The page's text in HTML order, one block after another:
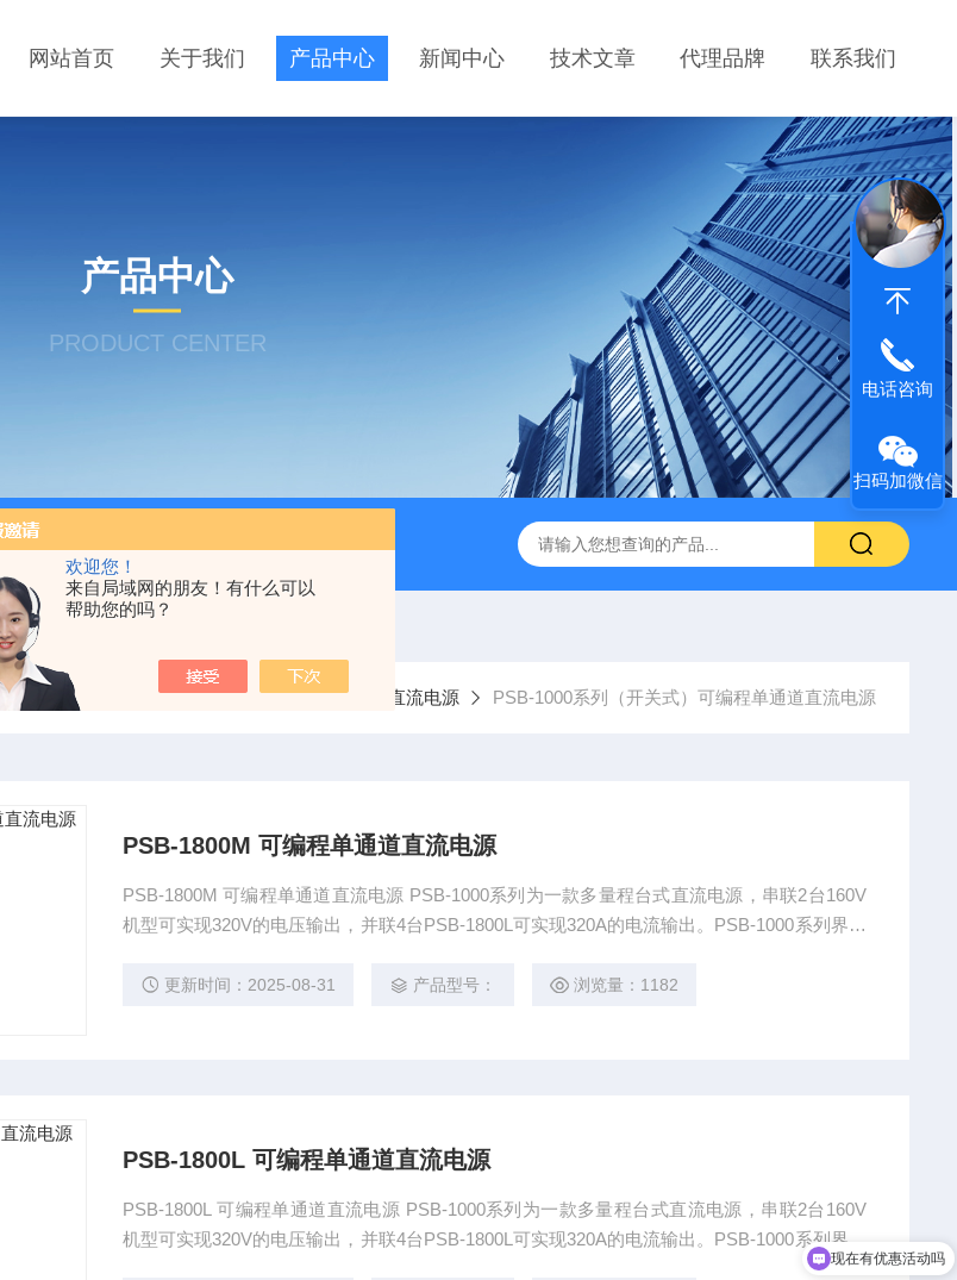
欢迎您！
来自局域网的朋友！有什么可以
帮助您的吗？
网站首页 关于我们 产品中心 新闻中心 技术文章 代理品牌 联系我们
产品中心
PRODUCT CENTER
固纬 AFG-2225 双通道任意波信号发生器 APS-7050E 交流电源 固纬 GSP-730 频谱分析仪 艾睿光电
当前位置：首页 产品中心 固纬直流电源 PSB-1000系列（开关式）可编程单通道直流电源
PSB-1800M 可编程单通道直流电源
PSB-1800M 可编程单通道直流电源 PSB-1000系列为一款多量程台式直流电源，串联2台160V
机型可实现320V的电压输出，并联4台PSB-1800L可实现320A的电流输出。PSB-1000系列界面
结果。运用功能键、数字键和快速键可以轻松完成相关设定。
更新时间：2025-08-31 产品型号： 浏览量：1182
PSB-1800L 可编程单通道直流电源
PSB-1800L 可编程单通道直流电源 PSB-1000系列为一款多量程台式直流电源，串联2台160V
机型可实现320V的电压输出，并联4台PSB-1800L可实现320A的电流输出。PSB-1000系列界面
友善，通过LCD面板和菜单功能选项，无需另外查阅使用手册即可清楚的显示设定条件及测量
电话咨询
扫码加微信
现在有优惠活动吗